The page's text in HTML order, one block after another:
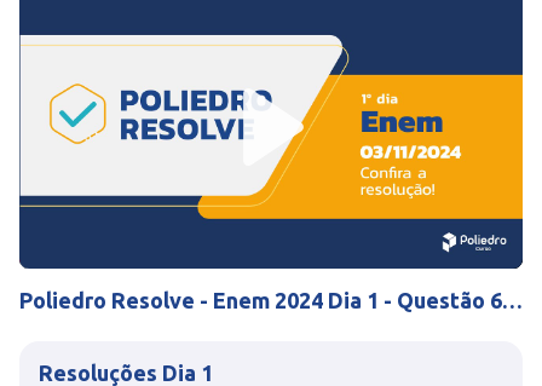
Mute Settings
Play
Poliedro Resolve - Enem 2024 Dia 1 - Questão 60
Resoluções Dia 1